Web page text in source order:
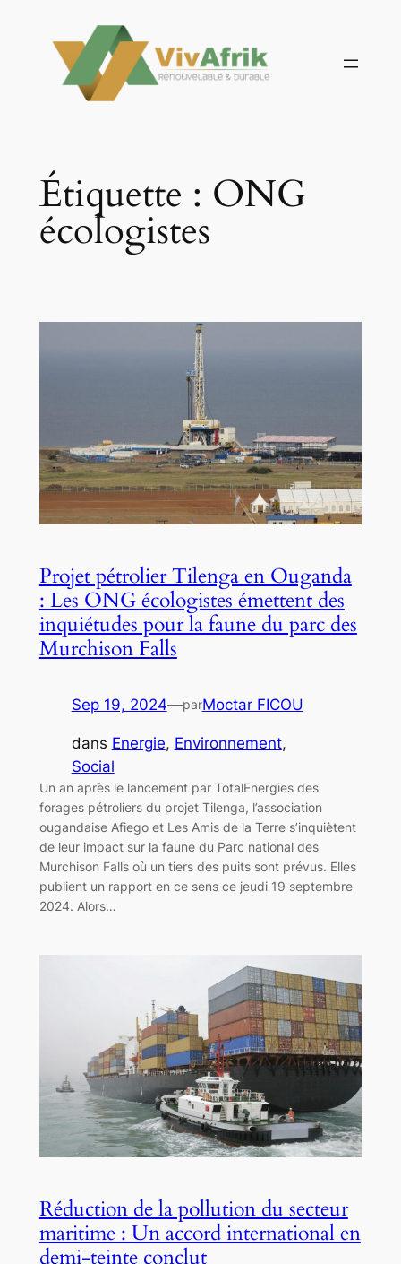
contenu
Étiquette : ONG
écologistes
Projet pétrolier Tilenga en Ouganda
: Les ONG écologistes émettent des
inquiétudes pour la faune du parc des
Murchison Falls
Sep 19, 2024—parMoctar FICOU
dans Energie, Environnement
Social
Un an après le lancement par TotalEnergies des
forages pétroliers du projet Tilenga, l’association
ougandaise Afiego et Les Amis de la Terre s’inquiètent
de leur impact sur la faune du Parc national des
Murchison Falls où un tiers des puits sont prévus. Elles
publient un rapport en ce sens ce jeudi 19 septembre
2024. Alors…
Réduction de la pollution du secteur
maritime : Un accord international en
demi-teinte conclut